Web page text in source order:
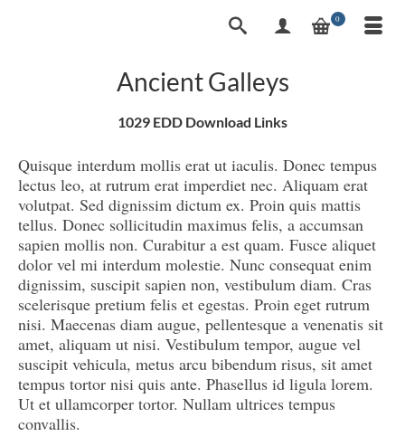
0
Ancient Galleys
1029 EDD Download Links
Quisque interdum mollis erat ut iaculis. Donec tempus
lectus leo, at rutrum erat imperdiet nec. Aliquam erat
volutpat. Sed dignissim dictum ex. Proin quis mattis
tellus. Donec sollicitudin maximus felis, a accumsan
sapien mollis non. Curabitur a est quam. Fusce aliquet
dolor vel mi interdum molestie. Nunc consequat enim
dignissim, suscipit sapien non, vestibulum diam. Cras
scelerisque pretium felis et egestas. Proin eget rutrum
nisi. Maecenas diam augue, pellentesque a venenatis sit
amet, aliquam ut nisi. Vestibulum tempor, augue vel
suscipit vehicula, metus arcu bibendum risus, sit amet
tempus tortor nisi quis ante. Phasellus id ligula lorem.
Ut et ullamcorper tortor. Nullam ultrices tempus
convallis.